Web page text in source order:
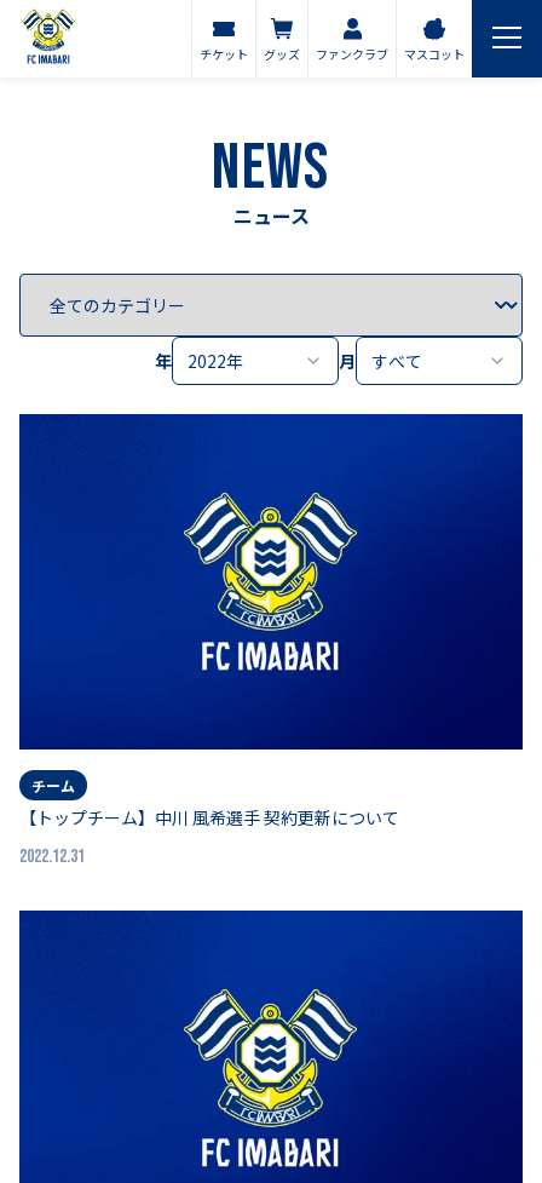
チケット グッズ ファンクラブ マスコット
NEWS
ニュース
年 2022年 月 すべて
チーム
【トップチーム】中川 風希選手 契約更新について
2022.12.31